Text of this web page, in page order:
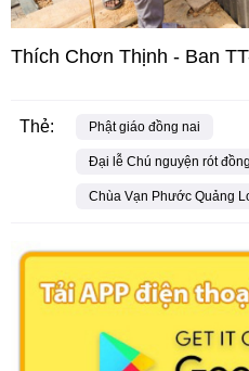
Thích Chơn Thịnh - Ban
Thẻ: Phật giáo đồng nai
Đại lễ Chú nguyện rót
Chùa Vạn Phước Quảng